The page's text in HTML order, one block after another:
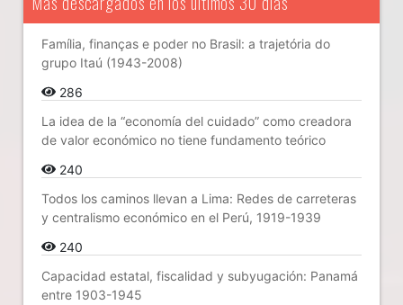
Família, finanças e poder no Brasil: a trajetória do
grupo Itaú (1943-2008)
286
La idea de la “economía del cuidado” como creadora
de valor económico no tiene fundamento teórico
240
Todos los caminos llevan a Lima: Redes de carreteras
y centralismo económico en el Perú, 1919-1939
240
Capacidad estatal, fiscalidad y subyugación: Panamá
entre 1903-1945